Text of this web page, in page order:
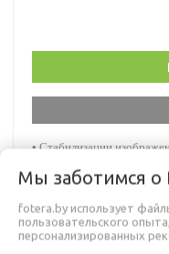
• Стабилизации
Dynamic Range Boost
Объектив LEICA
•Серийная съёмка до
к/с (механический)
Мы заботимся о
fotera.by использует
пользовательского
персонализированных